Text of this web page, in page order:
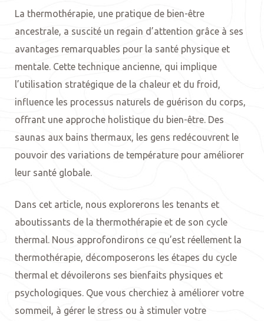
La thermothérapie, une pratique de bien-être
ancestrale, a suscité un regain d’attention grâce à ses
avantages remarquables pour la santé physique et
mentale. Cette technique ancienne, qui implique
l’utilisation stratégique de la chaleur et du froid,
influence les processus naturels de guérison du corps,
offrant une approche holistique du bien-être. Des
saunas aux bains thermaux, les gens redécouvrent le
pouvoir des variations de température pour améliorer
leur santé globale.
Dans cet article, nous explorerons les tenants et
aboutissants de la thermothérapie et de son cycle
thermal. Nous approfondirons ce qu’est réellement la
thermothérapie, décomposerons les étapes du cycle
thermal et dévoilerons ses bienfaits physiques et
psychologiques. Que vous cherchiez à améliorer votre
sommeil, à gérer le stress ou à stimuler votre